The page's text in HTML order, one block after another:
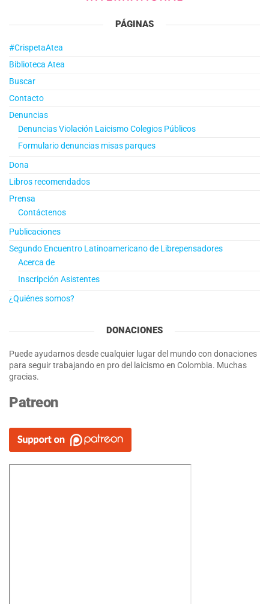
PÁGINAS
#CrispetaAtea
Biblioteca Atea
Buscar
Contacto
Denuncias
Denuncias Violación Laicismo Colegios Públicos
Formulario denuncias misas parques
Dona
Libros recomendados
Prensa
Contáctenos
Publicaciones
Segundo Encuentro Latinoamericano de Librepensadores
Acerca de
Inscripción Asistentes
¿Quiénes somos?
DONACIONES
Puede ayudarnos desde cualquier lugar del mundo con donaciones
para seguir trabajando en pro del laicismo en Colombia. Muchas
gracias.
Patreon